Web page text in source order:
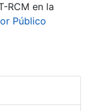
RCM en la
Público